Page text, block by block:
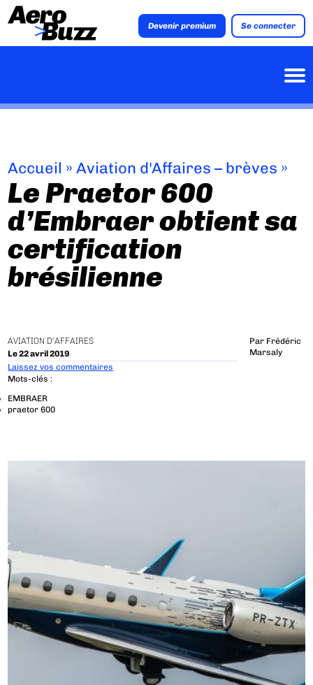
Devenir premium Se connecter
Accueil »Aviation d'Affaires – brèves »
Le Praetor 600
d’Embraer obtient sa
certification
brésilienne
AVIATION D'AFFAIRES
Le 22 avril 2019
Par Frédéric
Marsaly
Laissez vos commentaires
Mots-clés :
EMBRAER
praetor 600